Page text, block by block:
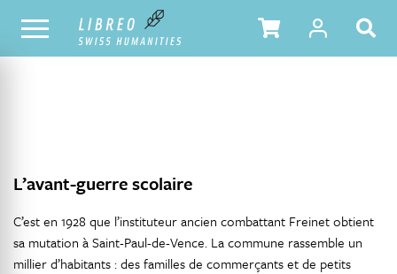
NOTRE CATALOGUE TABLE DES MATIÈRES
L’avant-guerre scolaire
C’est en 1928 que l’instituteur ancien combattant Freinet obtient
sa mutation à Saint-Paul-de-Vence. La commune rassemble un
millier d’habitants : des familles de commerçants et de petits